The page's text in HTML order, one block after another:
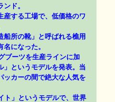
ド。
産する工場で、低価格のワ
船所の靴」と呼ばれる樵用
になった。
ブーツを生産ラインに加
」というモデルを発表。当
ッカーの間で絶大な人気を
ト」というモデルで、世界